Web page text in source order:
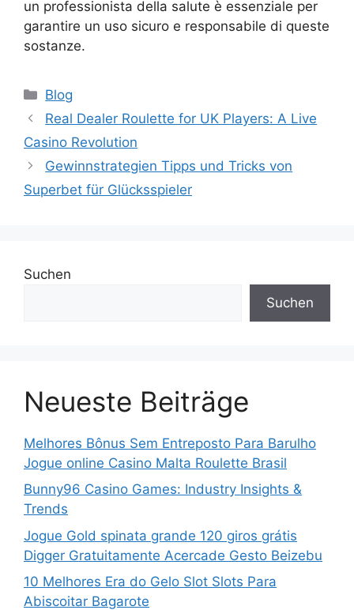
un professionista della salute è essenziale per
garantire un uso sicuro e responsabile di queste
sostanze.
Blog
Real Dealer Roulette for UK Players: A Live
Casino Revolution
Gewinnstrategien Tipps und Tricks von
Superbet für Glücksspieler
Suchen
Suchen
Neueste Beiträge
Melhores Bônus Sem Entreposto Para Barulho
Jogue online Casino Malta Roulette Brasil
Bunny96 Casino Games: Industry Insights &
Trends
Jogue Gold spinata grande 120 giros grátis
Digger Gratuitamente Acercade Gesto Beizebu
10 Melhores Era do Gelo Slot Slots Para
Abiscoitar Bagarote